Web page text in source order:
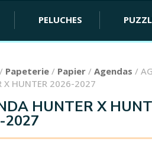
PELUCHES
/ Papeterie / Papier /Agendas /
X HUNTER 2026-2027
HUNTER X
2027